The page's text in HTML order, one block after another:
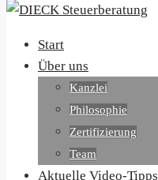
Start
Über uns
Kanzlei
Philosophie
Zertifizierung
Team
Aktuelle Video-Tipps